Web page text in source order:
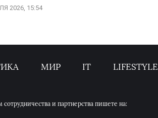
2026, 15:54
МИР IT LIFESTYLE
и партнерства пишете на: